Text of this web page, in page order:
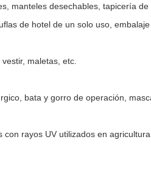
manteles desechables, tapicería
de hotel de un solo uso,
maletas, etc.
bata y gorro de operación,
con rayos UV utilizados en